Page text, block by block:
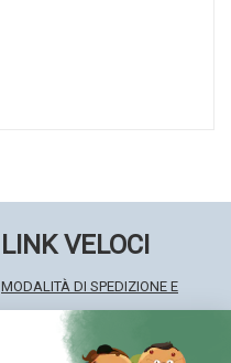
LINK VELOCI
MODALITÀ DI SPEDIZIONE E
MODALITÀ DI PAGAMENTO